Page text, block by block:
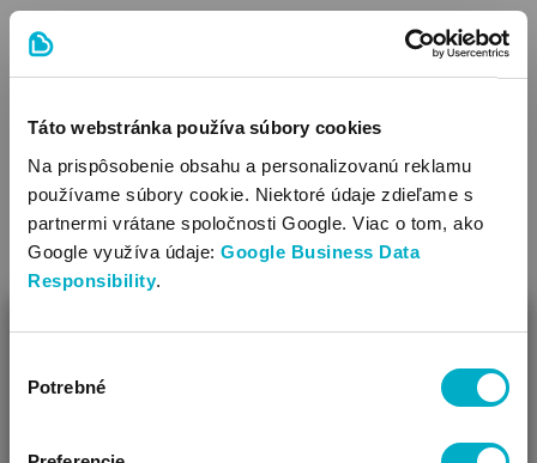
Táto webstránka používa súbory cookies
Na prispôsobenie obsahu a personalizovanú reklamu
používame súbory cookie. Niektoré údaje zdieľame s
partnermi vrátane spoločnosti Google. Viac o tom, ako
Google využíva údaje: Google Business Data
Responsibility.
súhlasu
Potrebné
POPIS A VLASTNOSTI
Vlastnosti
Dá sa používať od narodenia
Použiteľné k nasledujúcim kočíkom: Cybex Mios Platinum
Tvrdá bočná stena
S pevnou rukoväťou
Vstavaný vetrací systém
Materiál poťahu: polyester